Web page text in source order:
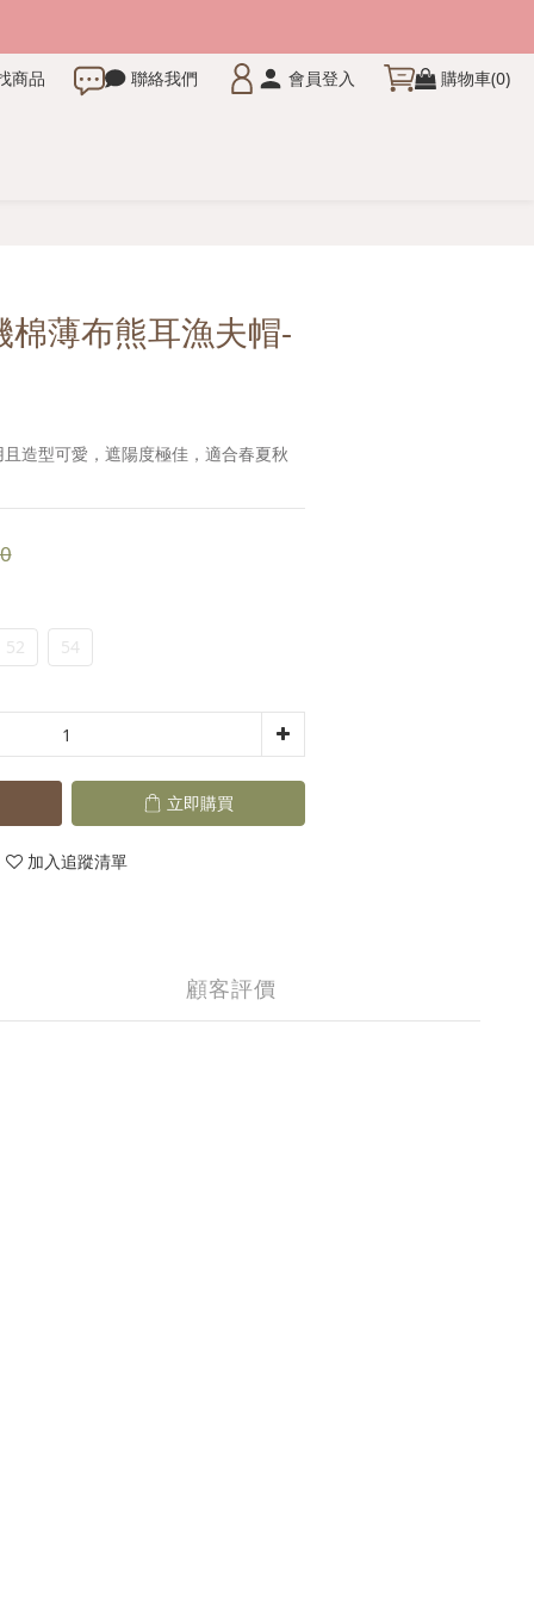
商品 聯絡我們 會員登入 購物車(0)
棉薄布熊耳漁夫帽-
造型可愛，遮陽度極佳，適合春夏秋
52 54
立即購買
加入追蹤清單
顧客評價